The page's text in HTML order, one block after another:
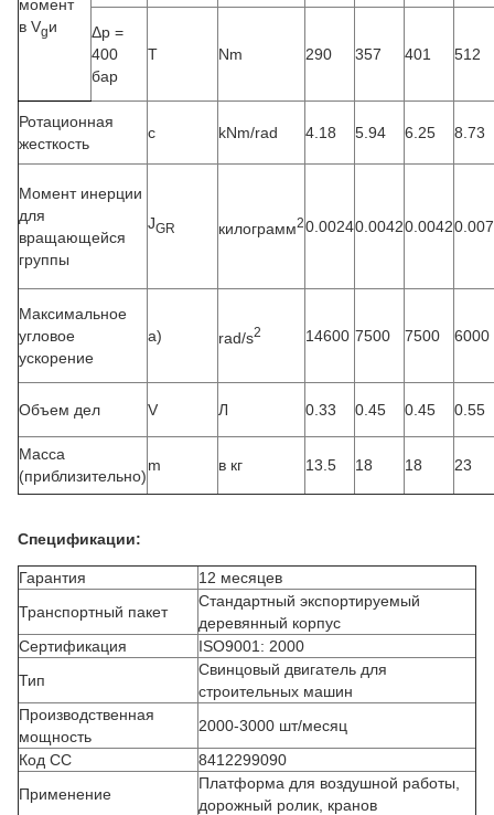
момент
в Vgи
Δp =
400
бар
T Nm 290 357 401 512
Ротационная
жесткость
c kNm/rad 4.18 5.94 6.25 8.73
Момент инерции
для
вращающейся
группы
JGR килограмм20.00240.00420.0042
Максимальное
угловое
ускорение
а) rad/s2 14600 7500 7500 6000
Объем дел V Л 0.33 0.45 0.45 0.55
Масса
(приблизительно)
m в кг 13.5 18 18 23
Спецификации:
Гарантия
12 месяцев
Транспортный пакет
Стандартный экспортируемый
деревянный корпус
Сертификация
ISO9001: 2000
Тип
Свинцовый двигатель для
строительных машин
Производственная
мощность
2000-3000 шт/месяц
Код СС
8412299090
Применение
Платформа для воздушной работы,
дорожный ролик, кранов